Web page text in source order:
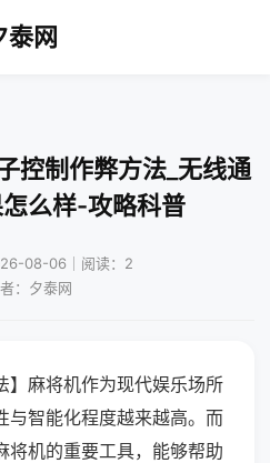
泰网
控制作弊方法_无线通
么样-攻略科普
08-06｜阅读：2
：夕泰网
】麻将机作为现代娱乐场所
与智能化程度越来越高。而
将机的重要工具，能够帮助